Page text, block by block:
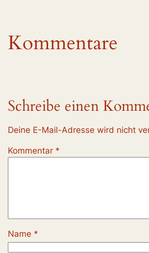
Kommentare
Schreibe einen
Deine E-Mail-Adresse wird nicht
Kommentar *
Name *